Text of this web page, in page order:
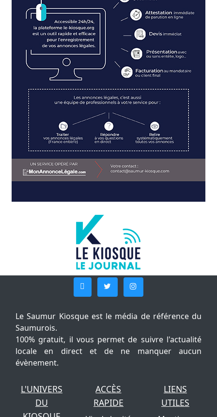
Le Saumur Kiosque est le média de référence du
Saumurois.
100% gratuit, il vous permet de suivre l'actualité
locale en direct et de ne manquer aucun
évènement.
L'UNIVERS
DU
ACCÈS
RAPIDE
LIENS
UTILES